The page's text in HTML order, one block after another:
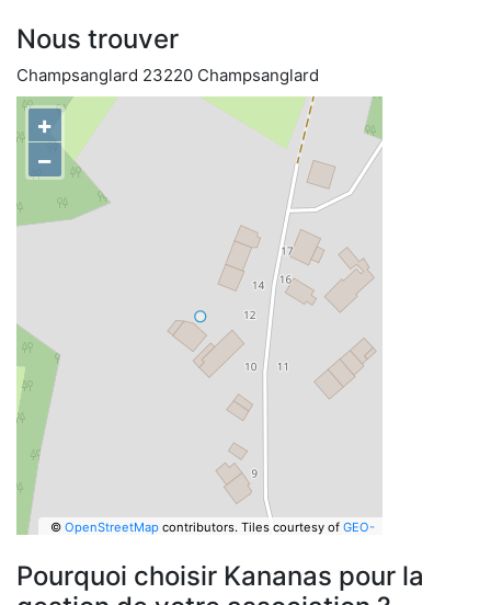
Nous trouver
Champsanglard 23220 Champsanglard
+
−
© OpenStreetMapcontributors. Tiles courtesy of GEO-
Pourquoi choisir Kananas pour la